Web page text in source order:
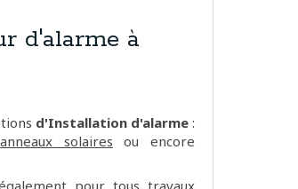
d'alarme à
d'Installation d'alarme :
solaires ou encore
pour tous travaux